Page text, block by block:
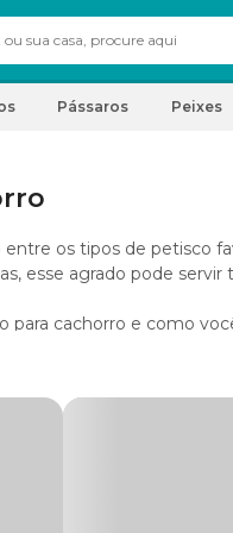
Pássaros Peixes
entre os tipos de petisco
esse agrado pode
para cachorro e como